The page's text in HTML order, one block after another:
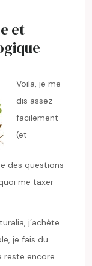
et
Voila, je me
dis assez
facilement
(et
des questions
me taxer
j’achète
je fais du
reste encore